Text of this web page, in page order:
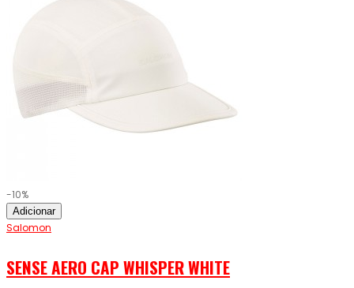
-10%
Adicionar
Salomon
SENSE AERO CAP WHISPER WHITE